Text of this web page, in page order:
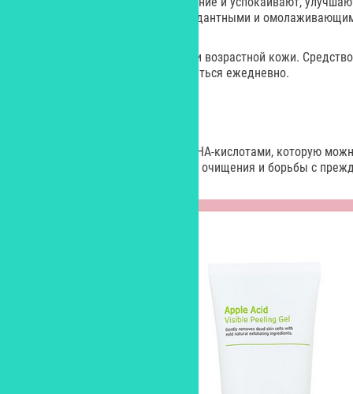
тонизируют, обладают антиоксидантными и
Молочко подойдет для сухой или возрастной кожи.
слой, поэтому может использоваться ежедневно.
Скатка с экстрактом яблока и АНА-кислотами, которую
«Подружка», предназначена для очищения и борьбы с